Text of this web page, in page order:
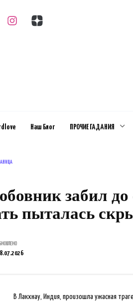
Наш Блог ПРОЧИЕ ГАДАНИЯ
забил до
пыталась
В Лакхнау, Индия, произошла ужасная